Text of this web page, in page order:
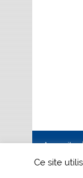
Accueil
Ce site